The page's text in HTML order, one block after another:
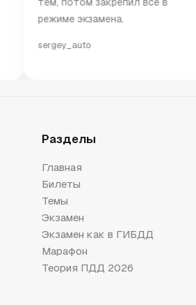
режиме экзамена.
sergey_auto
Разделы
Главная
Билеты
Темы
Экзамен
Экзамен как в ГИБДД
Марафон
Теория ПДД 2026